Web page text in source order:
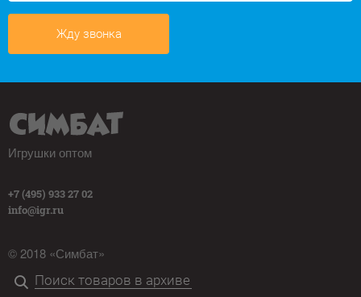
Жду звонка
Игрушки оптом
+7 (495) 933 27 02
info@igr.ru
© 2018 «Симбат»